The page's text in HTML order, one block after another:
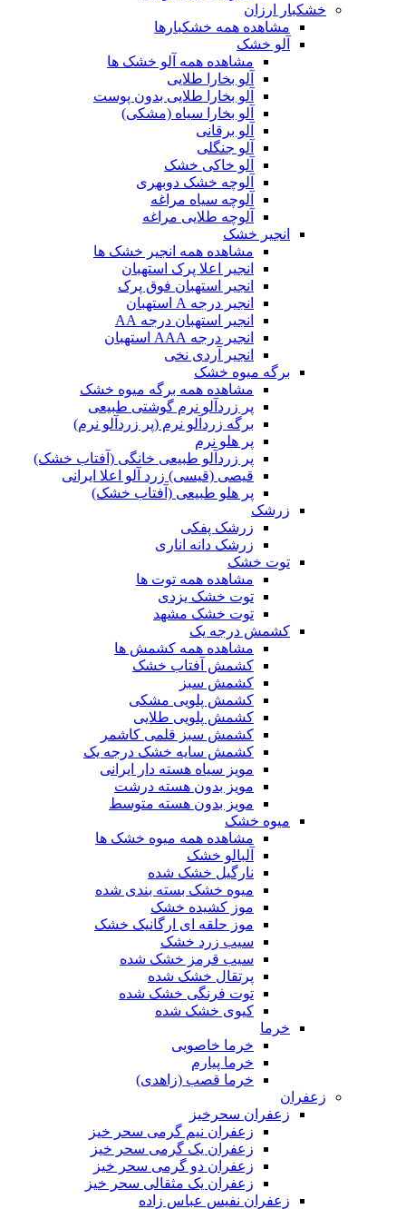
خشکبار ارزان
مشاهده همه خشکبارها
آلو خشک
مشاهده همه آلو خشک ها
آلو بخارا طلایی
آلو بخارا طلایی بدون پوست
آلو بخارا سیاه (مشکی)
آلو برقانی
آلو جنگلی
آلو خاکی خشک
آلوچه خشک دوبهری
آلوچه سیاه مراغه
آلوچه طلایی مراغه
انجیر خشک
مشاهده همه انجیر خشک ها
انجیر اعلا پرک استهبان
انجیر استهبان فوق پرک
انجیر درجه A استهبان
انجیر استهبان درجه AA
انجیر درجه AAA استهبان
انجیر آردی نخی
برگه میوه خشک
مشاهده همه برگه میوه خشک
پر زردآلو نرم گوشتی طبیعی
برگه زردآلو نرم (پر زردآلو نرم)
پر هلو نرم
پر زردآلو طبیعی خانگی (آفتاب خشک)
قیصی (قیسی) زرد آلو اعلا ایرانی
پر هلو طبیعی (آفتاب خشک)
زرشک
زرشک پفکی
زرشک دانه اناری
توت خشک
مشاهده همه توت ها
توت خشک یزدی
توت خشک مشهد
کشمش درجه یک
مشاهده همه کشمش ها
کشمش آفتاب خشک
کشمش سبز
کشمش پلویی مشکی
کشمش پلویی طلایی
کشمش سبز قلمی کاشمر
کشمش سایه خشک درجه یک
مویز سیاه هسته دار ایرانی
مویز بدون هسته درشت
مویز بدون هسته متوسط
میوه خشک
مشاهده همه میوه خشک ها
آلبالو خشک
نارگیل خشک شده
میوه خشک بسته بندی شده
موز کشیده خشک
موز حلقه ای ارگانیک خشک
سیب زرد خشک
سیب قرمز خشک شده
پرتقال خشک شده
توت فرنگی خشک شده
کیوی خشک شده
خرما
خرما خاصویی
خرما پیارم
خرما قصب (زاهدی)
زعفران
زعفران سحرخیز
زعفران نیم گرمی سحر خیز
زعفران یک گرمی سحر خیز
زعفران دو گرمی سحر خیز
زعفران یک مثقالی سحر خیز
زعفران نفیس عباس زاده